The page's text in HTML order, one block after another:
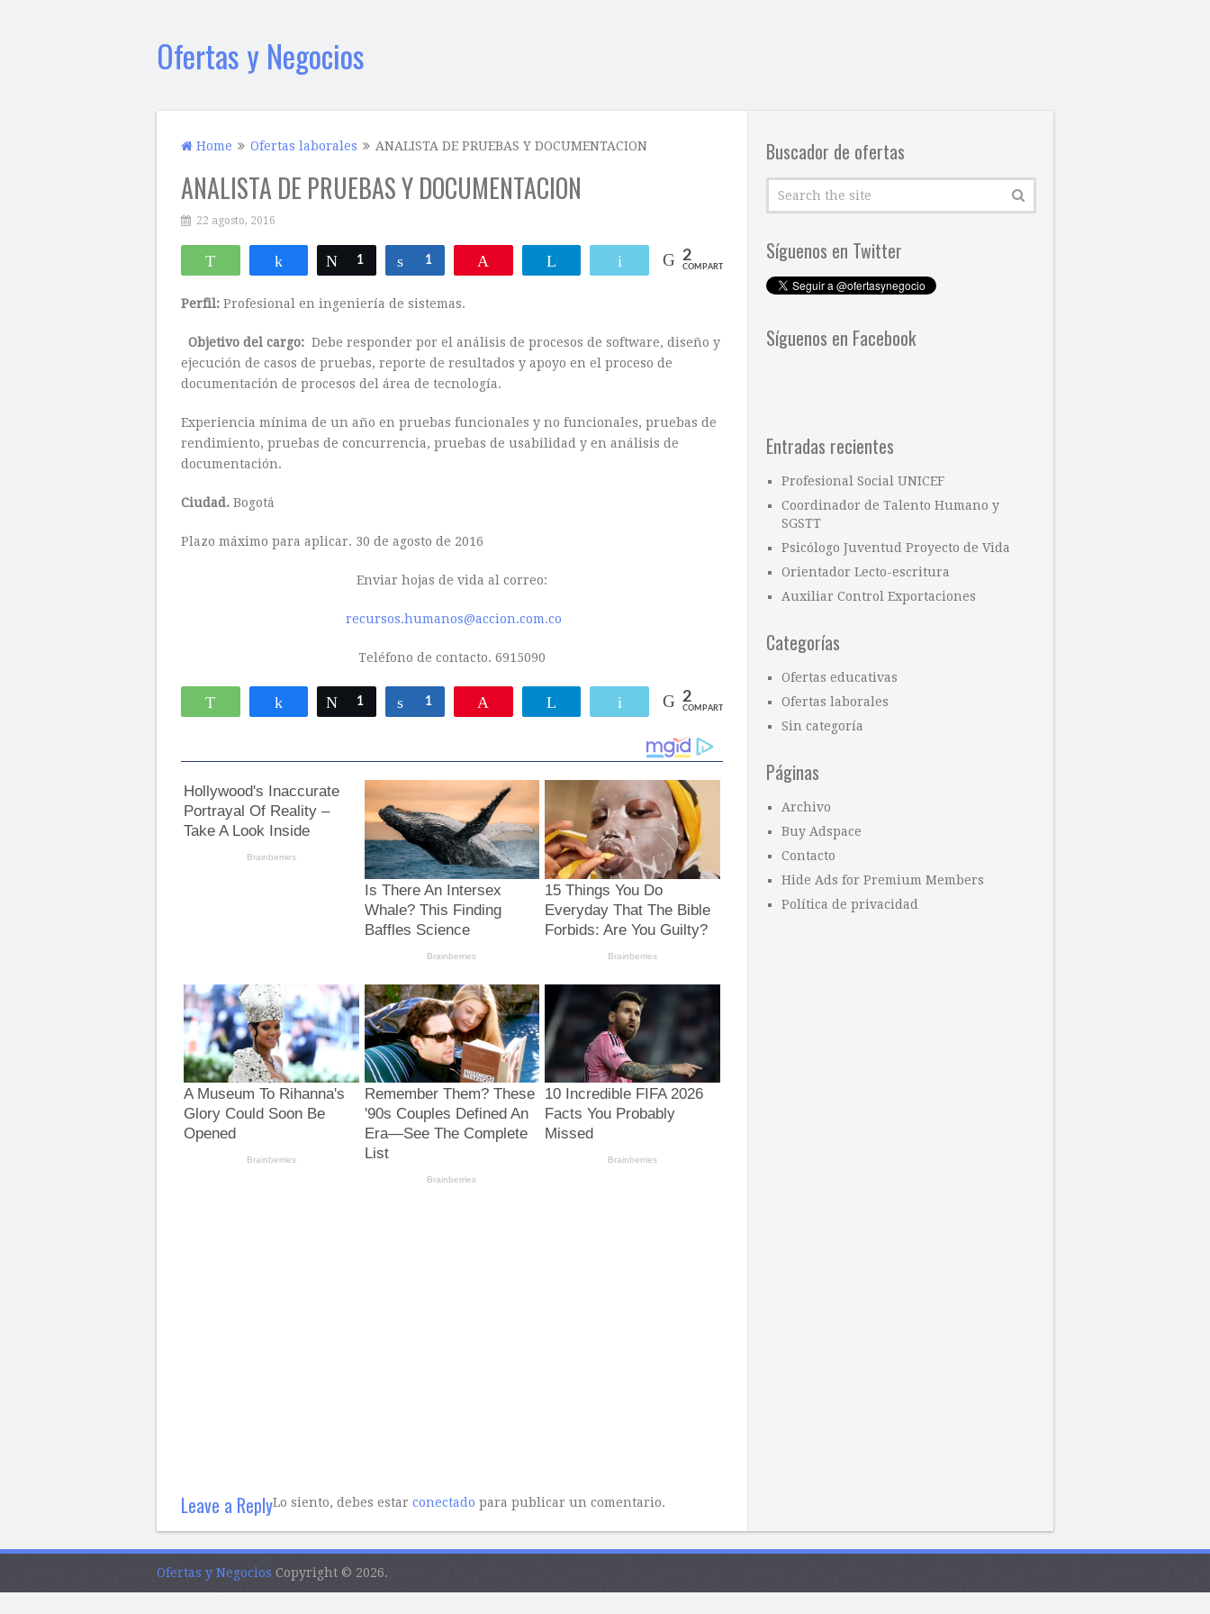
Ofertas y Negocios
Home Ofertas laborales ANALISTA DE PRUEBAS Y DOCUMENTACION
ANALISTA DE PRUEBAS Y DOCUMENTACION
22 agosto, 2016
WhatsApp Compartir Twittear
1 Compartir
1 Telegram Email 2
COMPARTIR
Perfil: Profesional en ingeniería de sistemas.
Objetivo del cargo: Debe responder por el análisis de procesos de software, diseño y
ejecución de casos de pruebas, reporte de resultados y apoyo en el proceso de
documentación de procesos del área de tecnología.
Experiencia mínima de un año en pruebas funcionales y no funcionales, pruebas de
rendimiento, pruebas de concurrencia, pruebas de usabilidad y en análisis de
documentación.
Ciudad. Bogotá
Plazo máximo para aplicar. 30 de agosto de 2016
Enviar hojas de vida al correo:
recursos.humanos@accion.com.co
Teléfono de contacto. 6915090
WhatsApp Compartir Twittear
1 Compartir
1 Telegram Email 2
COMPARTIR
Leave a ReplyLo siento, debes estar conectado para publicar un comentario.
Buscador de ofertas
Síguenos en Twitter
Síguenos en Facebook
Entradas recientes
Profesional Social UNICEF
Coordinador de Talento Humano y
SGSTT
Psicólogo Juventud Proyecto de Vida
Orientador Lecto-escritura
Auxiliar Control Exportaciones
Categorías
Ofertas educativas
Ofertas laborales
Sin categoría
Páginas
Archivo
Buy Adspace
Contacto
Hide Ads for Premium Members
Política de privacidad
Ofertas y Negocios Copyright © 2026.